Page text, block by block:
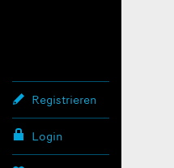
Registrieren
Login